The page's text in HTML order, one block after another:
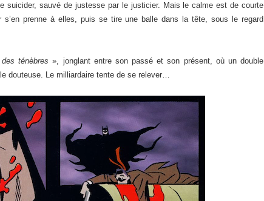
suicider, sauvé de justesse par le justicier. Mais le calme est de courte
prenne à elles, puis se tire une balle dans la tête, sous le regard
ténèbres », jonglant entre son passé et son présent, où un double
douteuse. Le milliardaire tente de se relever…